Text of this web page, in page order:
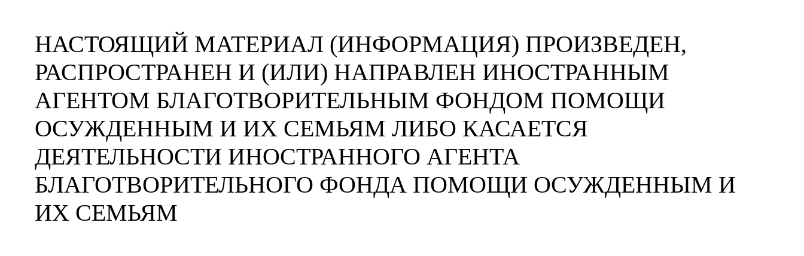
НАСТОЯЩИЙ МАТЕРИАЛ (ИНФОРМАЦИЯ) ПРОИЗВЕДЕН,
РАСПРОСТРАНЕН И (ИЛИ) НАПРАВЛЕН ИНОСТРАННЫМ
АГЕНТОМ БЛАГОТВОРИТЕЛЬНЫМ ФОНДОМ ПОМОЩИ
ОСУЖДЕННЫМ И ИХ СЕМЬЯМ ЛИБО КАСАЕТСЯ
ДЕЯТЕЛЬНОСТИ ИНОСТРАННОГО АГЕНТА
БЛАГОТВОРИТЕЛЬНОГО ФОНДА ПОМОЩИ ОСУЖДЕННЫМ И
ИХ СЕМЬЯМ